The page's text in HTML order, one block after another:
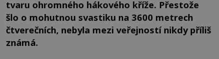
tvaru ohromného hákového kříže. Přestože
šlo o mohutnou svastiku na 3600 metrech
čtverečních, nebyla mezi veřejností nikdy příliš
známá.